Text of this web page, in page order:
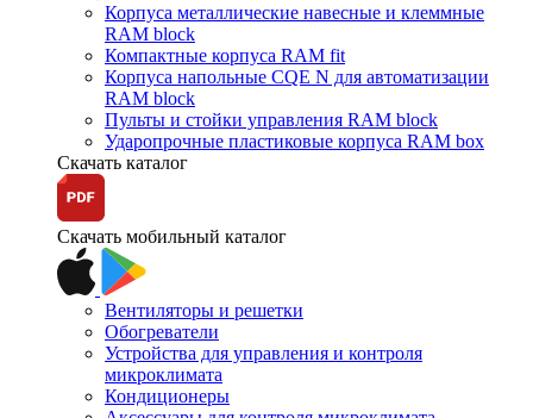
Корпуса металлические навесные и клеммные
RAM block
Компактные корпуса RAM fit
Корпуса напольные CQE N для автоматизации
RAM block
Пульты и стойки управления RAM block
Ударопрочные пластиковые корпуса RAM box
Скачать каталог
Скачать мобильный каталог
Вентиляторы и решетки
Обогреватели
Устройства для управления и контроля
микроклимата
Кондиционеры